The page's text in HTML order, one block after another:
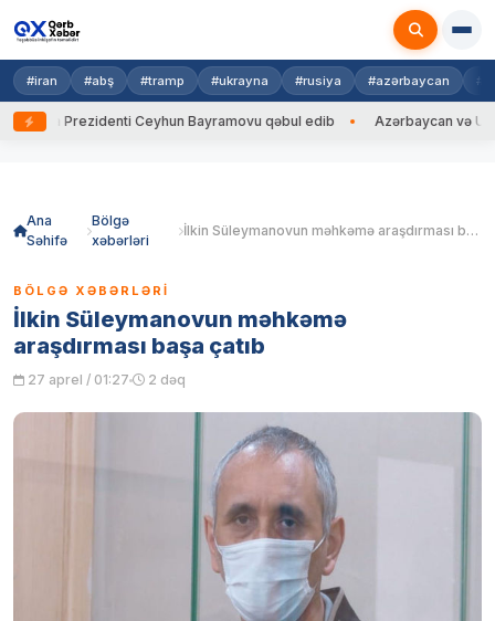
#iran #abş #tramp #ukrayna #rusiya #azərbaycan
Prezidenti Ceyhun Bayramovu qəbul edib Azərbaycan və
Ana
Səhifə
Bölgə
xəbərləri
İlkin Süleymanovun məhkəmə araşdırması başa çatıb
BÖLGƏ XƏBƏRLƏRI
İlkin Süleymanovun məhkəmə
araşdırması başa çatıb
27 aprel / 01:27 2 dəq